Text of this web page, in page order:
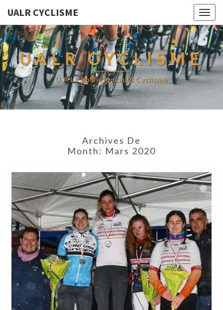
UALR CYCLISME
UALR CYCLISME
U.A La Rochefoucauld Cyclisme
Archives De
Month: Mars 2020